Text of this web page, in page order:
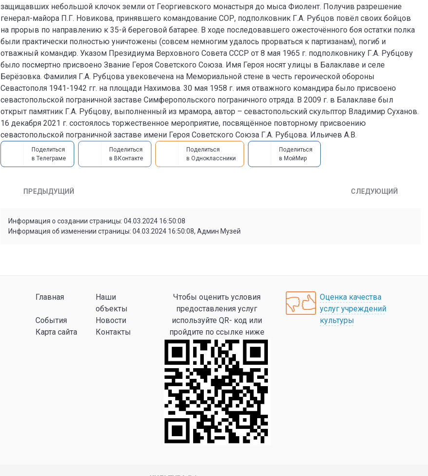
защищавших небольшой клочок земли от Георгиевского монастыря до мыса Фиолент. Получив разрешение
генерал-майора П.Г. Новикова, принявшего командование СОР, подполковник Г.А. Рубцов повёл своих бойцов
на прорыв по направлению к 35-й береговой батарее. В ходе последовавшего ожесточённого боя остатки полка
были практически полностью уничтожены (совсем немногим удалось прорваться к партизанам), погиб и
отважный командир. Указом Президиума Верховного Совета СССР от 8 мая 1965 г. подполковнику Г.А. Рубцову
было посмертно присвоено Звание Героя Советского Союза. Имя Героя носят улицы в Балаклаве и селе
Берёзовка. Фамилия Г.А. Рубцова увековечена на Мемориальной стене в честь героической обороны
Севастополя 1941-1942 гг. на площади Нахимова. 30 мая 1958 г. имя отважного командира было присвоено
севастопольской пограничной заставе Симферопольского пограничного отряда. В 2009 г. в Балаклаве был
открыт памятник Г.А. Рубцову, выполненный из мрамора, автор – севастопольский скульптор Владимир Суханов.
16 декабря 2021 г. состоялось торжественное мероприятие, посвящённое повторному присвоению
севастопольской пограничной заставе имени Героя Советского Союза Г.А. Рубцова. Ильичев А.В.
Поделиться
в Телеграме
Поделиться
в ВКонтакте
Поделиться
в Одноклассники
Поделиться
в МойМир
ПРЕДЫДУЩИЙ СЛЕДУЮЩИЙ
Информация о создании страницы: 04.03.2024 16:50:08
Информация об изменении страницы: 04.03.2024 16:50:08, Админ Музей
Главная
Наши
объекты
События
Новости
Карта сайта
Контакты
Чтобы оценить условия
предоставления услуг
используйте QR- код или
пройдите по ссылке ниже
Оценка качества
услуг учреждений
культуры